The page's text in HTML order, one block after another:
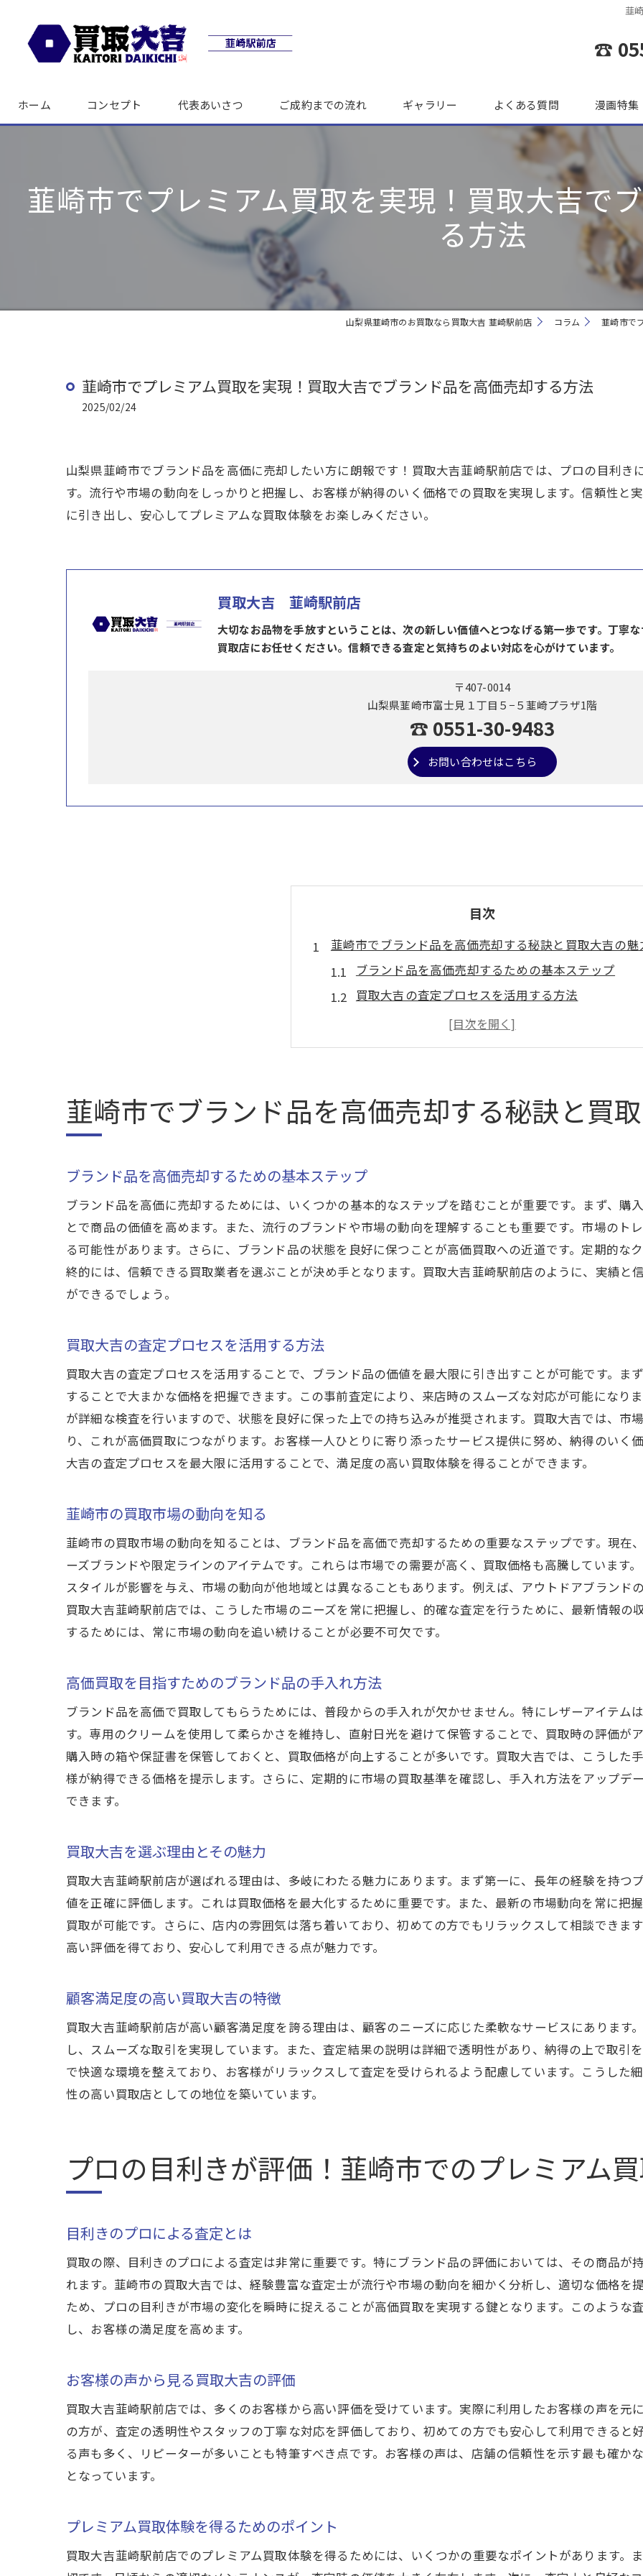
韮
☎
ホーム コンセプト 代表あいさつ ご成約までの流れ ギャラリー よくある質問 漫画特集
韮崎市でプレミアム買取を実現！買取大吉で
る方法
山梨県韮崎市のお買取なら買取大吉 韮崎駅前店 コラム 韮崎市で
韮崎市でプレミアム買取を実現！買取大吉でブランド品を高価売却する方法
2025/02/24
山梨県韮崎市でブランド品を高価に売却したい方に朗報です！買取大吉韮崎駅前店では、プロの目利き
す。流行や市場の動向をしっかりと把握し、お客様が納得のいく価格での買取を実現します。信頼性と
に引き出し、安心してプレミアムな買取体験をお楽しみください。
買取大吉 韮崎駅前店
大切なお品物を手放すということは、次の新しい価値へとつなげる第一歩です。丁寧
買取店にお任せください。信頼できる査定と気持ちのよい対応を心がけています。
〒407-0014
山梨県韮崎市富士見１丁目５−５韮崎プラザ1階
☎ 0551-30-9483
お問い合わせはこちら
目次
韮崎市でブランド品を高価売却する秘訣と買取大吉の魅
ブランド品を高価売却するための基本ステップ
買取大吉の査定プロセスを活用する方法
韮崎市の買取市場の動向を知る
高価買取を目指すためのブランド品の手入れ方法
顧客満足度の高い買取大吉の特徴
プロの目利きが評価！韮崎市でのプレミアム買取体験
お客様の声から見る買取大吉の評価
プレミアム買取体験を得るためのポイント
韮崎市での買取成功談から学ぶ
プロのアドバイスを受けるメリット
買取大吉の経験豊富なスタッフ紹介
最新トレンドとブランド品売却の関係
査定額に影響を与える要素
買取大吉のスタッフが持つ専門知識
顧客に支持される理由とは
ブランド品を最大限に評価する方法と買取大吉の信頼性
安心して取引を行うためのポイント
ブランド品の価値を高める手入れ方法
査定で高評価を得るための工夫
信頼できる買取店の見極め方
安心して取引するためのチェックポイント
トラブルを避けるための注意事項
買取大吉が提供する取引の透明性
顧客とのコミュニケーションの重要性
安心感を提供する買取大吉のサービス
お客様からの支持を得る理由
査定の正確さと公正さを追求
地域に根ざした信頼の店舗
成功するための売却準備
買取大吉を利用する際の注意点
ブランド品の価値を引き出すコツ
買取大吉の査定を活用する方法
韮崎市での買取成功例と口コミから学ぶ賢い選択
買取プロセスをスムーズに進める方法
顧客の声を反映したサービス改善
買取大吉の口コミ評価の高さを知る
韮崎市でブランド品を高価売却する秘訣と買
ブランド品を高価売却するための基本ステップ
ブランド品を高価に売却するためには、いくつかの基本的なステップを踏むことが重要です。まず、購
とで商品の価値を高めます。また、流行のブランドや市場の動向を理解することも重要です。市場のト
る可能性があります。さらに、ブランド品の状態を良好に保つことが高価買取への近道です。定期的な
終的には、信頼できる買取業者を選ぶことが決め手となります。買取大吉韮崎駅前店のように、実績と
ができるでしょう。
買取大吉の査定プロセスを活用する方法
買取大吉の査定プロセスを活用することで、ブランド品の価値を最大限に引き出すことが可能です。ま
することで大まかな価格を把握できます。この事前査定により、来店時のスムーズな対応が可能になり
が詳細な検査を行いますので、状態を良好に保った上での持ち込みが推奨されます。買取大吉では、市
り、これが高価買取につながります。お客様一人ひとりに寄り添ったサービス提供に努め、納得のいく
大吉の査定プロセスを最大限に活用することで、満足度の高い買取体験を得ることができます。
韮崎市の買取市場の動向を知る
韮崎市の買取市場の動向を知ることは、ブランド品を高価で売却するための重要なステップです。現在
ーズブランドや限定ラインのアイテムです。これらは市場での需要が高く、買取価格も高騰しています
スタイルが影響を与え、市場の動向が他地域とは異なることもあります。例えば、アウトドアブランド
買取大吉韮崎駅前店では、こうした市場のニーズを常に把握し、的確な査定を行うために、最新情報の
するためには、常に市場の動向を追い続けることが必要不可欠です。
高価買取を目指すためのブランド品の手入れ方法
ブランド品を高価で買取してもらうためには、普段からの手入れが欠かせません。特にレザーアイテム
す。専用のクリームを使用して柔らかさを維持し、直射日光を避けて保管することで、買取時の評価が
購入時の箱や保証書を保管しておくと、買取価格が向上することが多いです。買取大吉では、こうした
様が納得できる価格を提示します。さらに、定期的に市場の買取基準を確認し、手入れ方法をアップデ
できます。
買取大吉を選ぶ理由とその魅力
買取大吉韮崎駅前店が選ばれる理由は、多岐にわたる魅力にあります。まず第一に、長年の経験を持つ
値を正確に評価します。これは買取価格を最大化するために重要です。また、最新の市場動向を常に把
買取が可能です。さらに、店内の雰囲気は落ち着いており、初めての方でもリラックスして相談できま
高い評価を得ており、安心して利用できる点が魅力です。
顧客満足度の高い買取大吉の特徴
買取大吉韮崎駅前店が高い顧客満足度を誇る理由は、顧客のニーズに応じた柔軟なサービスにあります
し、スムーズな取引を実現しています。また、査定結果の説明は詳細で透明性があり、納得の上で取引
で快適な環境を整えており、お客様がリラックスして査定を受けられるよう配慮しています。こうした
性の高い買取店としての地位を築いています。
プロの目利きが評価！韮崎市でのプレミアム
目利きのプロによる査定とは
買取の際、目利きのプロによる査定は非常に重要です。特にブランド品の評価においては、その商品が
れます。韮崎市の買取大吉では、経験豊富な査定士が流行や市場の動向を細かく分析し、適切な価格を
ため、プロの目利きが市場の変化を瞬時に捉えることが高価買取を実現する鍵となります。このような
し、お客様の満足度を高めます。
お客様の声から見る買取大吉の評価
買取大吉韮崎駅前店では、多くのお客様から高い評価を受けています。実際に利用したお客様の声を元
の方が、査定の透明性やスタッフの丁寧な対応を評価しており、初めての方でも安心して利用できると
る声も多く、リピーターが多いことも特筆すべき点です。お客様の声は、店舗の信頼性を示す最も確か
となっています。
プレミアム買取体験を得るためのポイント
買取大吉韮崎駅前店でのプレミアム買取体験を得るためには、いくつかの重要なポイントがあります。